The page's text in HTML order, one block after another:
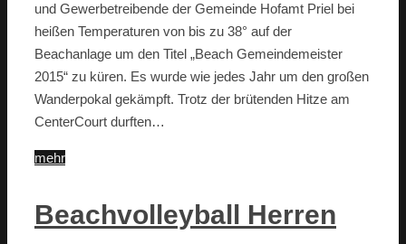
und Gewerbetreibende der Gemeinde Hofamt Priel bei
heißen Temperaturen von bis zu 38° auf der
Beachanlage um den Titel „Beach Gemeindemeister
2015“ zu küren. Es wurde wie jedes Jahr um den großen
Wanderpokal gekämpft. Trotz der brütenden Hitze am
CenterCourt durften…
mehr
Beachvolleyball Herren